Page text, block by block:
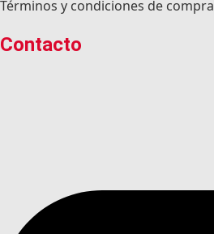
Términos y condiciones de compra
Contacto